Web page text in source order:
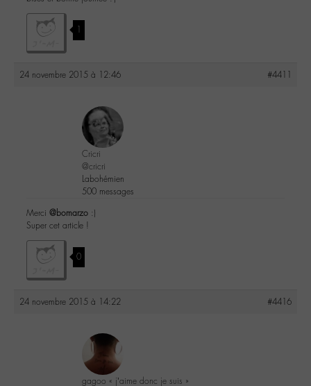
1
24 novembre 2015 à 12:46 #4411
Cricri
@cricri
Labohémien
500 messages
Merci @bomarzo :)
Super cet article !
0
24 novembre 2015 à 14:22 #4416
gagoo « j’aime donc je suis »